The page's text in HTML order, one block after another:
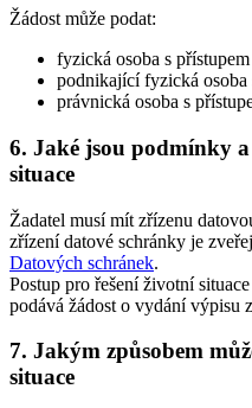
Žádost může podat:
fyzická osoba s
podnikající fyzická osoba
právnická osoba s
6. Jaké jsou podmínky
situace
Žadatel musí mít zřízenu
zřízení datové schránky je
Datových schránek.
Postup pro řešení životní
podává žádost o vydání výpisu
7. Jakým způsobem
situace